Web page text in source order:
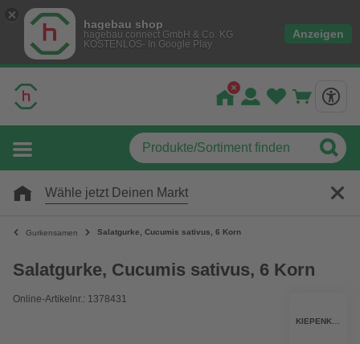
hagebau shop
hagebau connect GmbH & Co. KG
KOSTENLOS- In Google Play
Anzeigen
Wähle jetzt Deinen Markt
Gurkensamen Salatgurke, Cucumis sativus, 6 Korn
Salatgurke, Cucumis sativus, 6 Korn
Online-Artikelnr.: 1378431